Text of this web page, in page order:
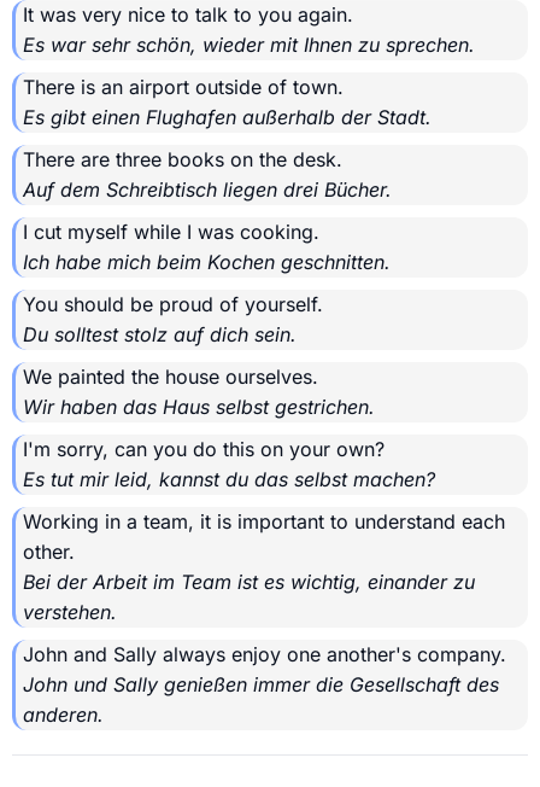
It was very nice to talk to you again.
Es war sehr schön, wieder mit Ihnen zu sprechen.
There is an airport outside of town.
Es gibt einen Flughafen außerhalb der Stadt.
There are three books on the desk.
Auf dem Schreibtisch liegen drei Bücher.
I cut myself while I was cooking.
Ich habe mich beim Kochen geschnitten.
You should be proud of yourself.
Du solltest stolz auf dich sein.
We painted the house ourselves.
Wir haben das Haus selbst gestrichen.
I'm sorry, can you do this on your own?
Es tut mir leid, kannst du das selbst machen?
Working in a team, it is important to understand each
other.
Bei der Arbeit im Team ist es wichtig, einander zu
verstehen.
John and Sally always enjoy one another's company.
John und Sally genießen immer die Gesellschaft des
anderen.